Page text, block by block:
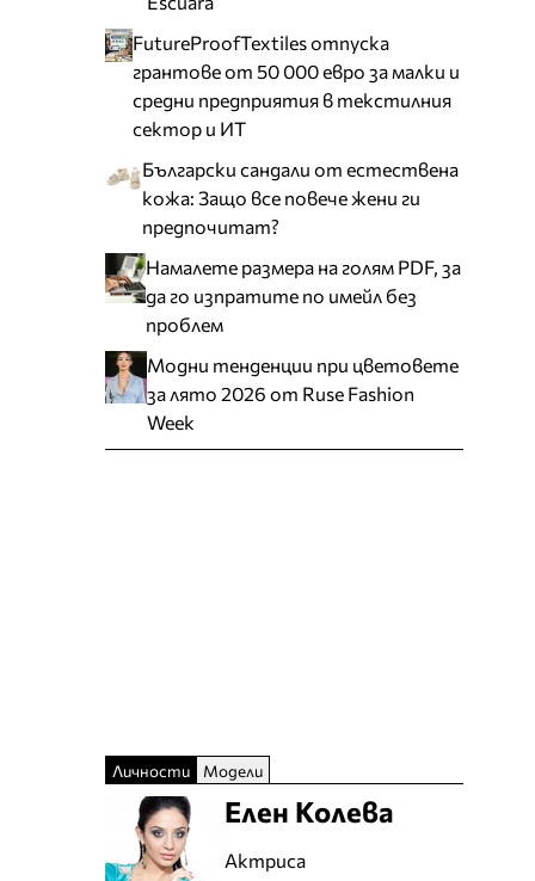
FutureProofTextiles отпуска
грантове от 50 000 евро за малки и
средни предприятия в текстилния
сектор и ИТ
Български сандали от естествена
кожа: Защо все повече жени ги
предпочитат?
Намалете размера на голям PDF, за
да го изпратите по имейл без
проблем
Модни тенденции при цветовете
за лято 2026 от Ruse Fashion
Week
Личности Модели
Елен Колева
Актриса